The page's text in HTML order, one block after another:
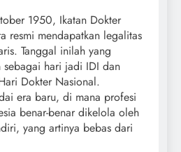
1950, Ikatan Dokter
resmi mendapatkan legalitas
Tanggal inilah yang
sebagai hari jadi IDI dan
Dokter Nasional.
era baru, di mana profesi
benar-benar dikelola oleh
yang artinya bebas dari